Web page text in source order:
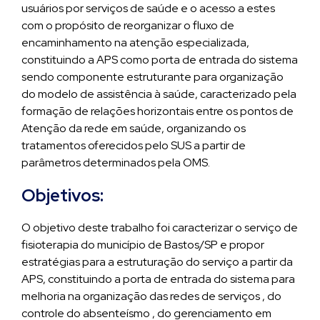
usuários por serviços de saúde e o acesso a estes
com o propósito de reorganizar o fluxo de
encaminhamento na atenção especializada,
constituindo a APS como porta de entrada do sistema
sendo componente estruturante para organização
do modelo de assistência à saúde, caracterizado pela
formação de relações horizontais entre os pontos de
Atenção da rede em saúde, organizando os
tratamentos oferecidos pelo SUS a partir de
parâmetros determinados pela OMS.
Objetivos:
O objetivo deste trabalho foi caracterizar o serviço de
fisioterapia do município de Bastos/SP e propor
estratégias para a estruturação do serviço a partir da
APS, constituindo a porta de entrada do sistema para
melhoria na organização das redes de serviços , do
controle do absenteísmo , do gerenciamento em